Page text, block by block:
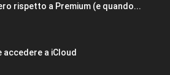
rispetto a Premium (e quando...
accedere a iCloud